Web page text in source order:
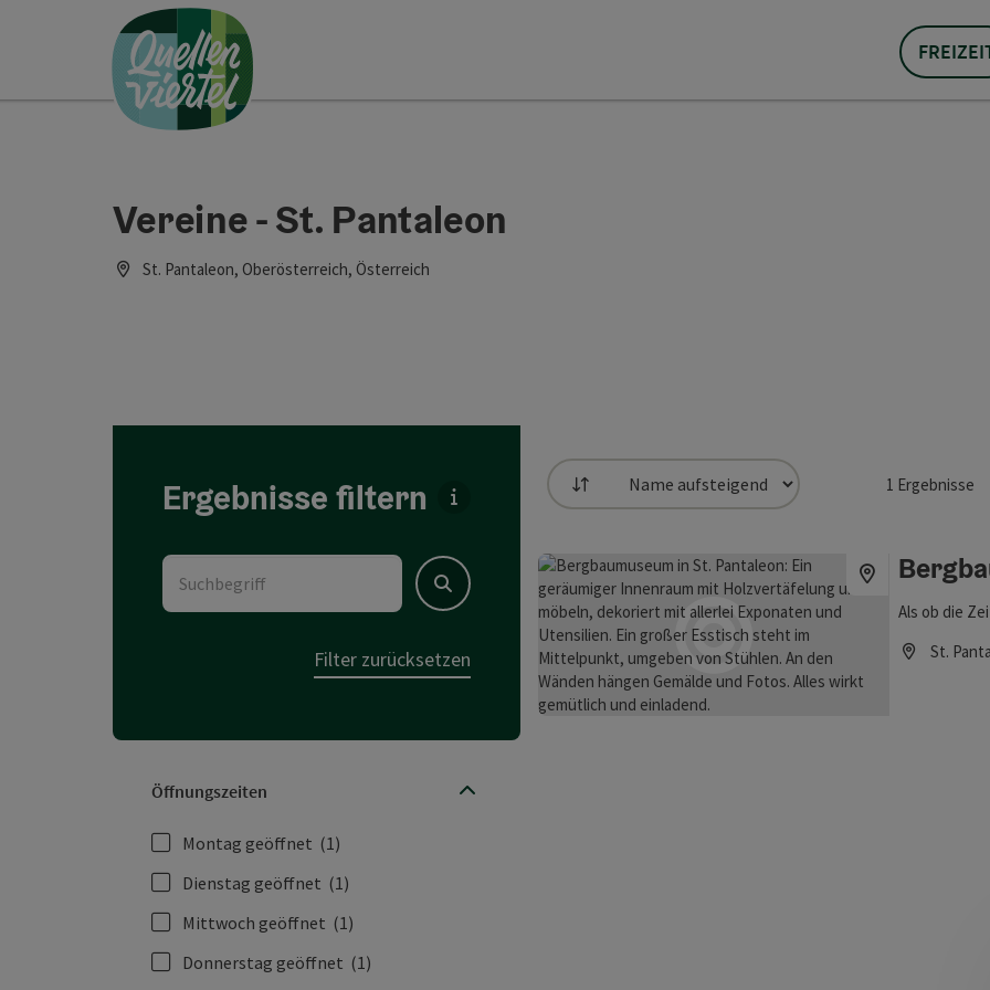
Zum InhaltAccesskey
[0]
Zur NavigationAccesskey
Zum Seitenanfang Accesskey
Vereine - St. Pantaleon
St. Pantaleon, Oberösterreich, Österreich
Ergebnisse filtern
Suchbegriff
Suchen
Filter zurücksetzen
Öffnungszeiten
Montag geöffnet (1)
Dienstag geöffnet (1)
Mittwoch geöffnet (1)
Donnerstag geöffnet (1)
Sortierung 1 Ergebnisse
Als ob die
St.